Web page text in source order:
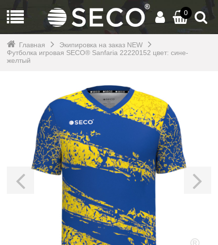
0
Главная
Экипировка на заказ NEW
Футболка игровая SECO® Sanfaria 22220152 цвет: сине-
желтый